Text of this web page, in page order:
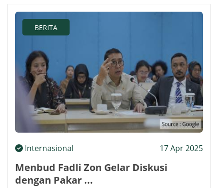
BERITA
Internasional 17 Apr 2025
Menbud Fadli Zon Gelar Diskusi
dengan Pakar ...